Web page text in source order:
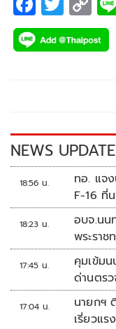
ac
e
k
wi
tt
o
p
k
NEWS UPDATE
18:56 น.
ทอ. แจ
F-16 ที่
18:23 น.
อบจ.นน
พระรา
ประเสริฐ'
17:45 น.
คุมเข้ม
ด่านตร
17:04 น.
นายกฯ
เรี่ยวแ